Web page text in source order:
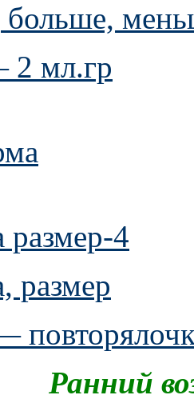
больше,
2 мл.гр
4
размер
Ранний